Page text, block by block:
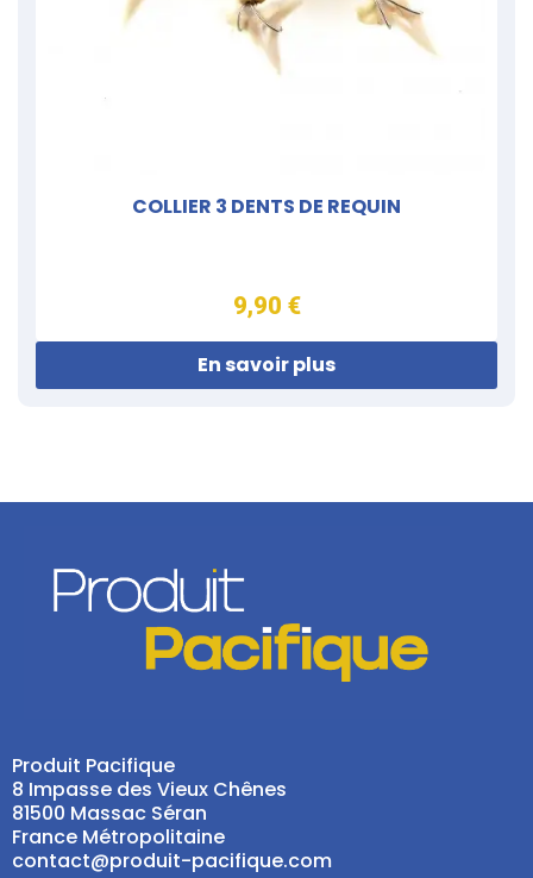
COLLIER 3 DENTS DE REQUIN
9,90 €
En savoir plus
Produit Pacifique
8 Impasse des Vieux Chênes
81500 Massac Séran
France Métropolitaine
contact@produit-pacifique.com